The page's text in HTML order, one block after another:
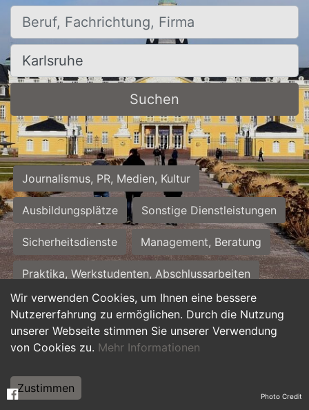
Wir verwenden Cookies, um Ihnen eine bessere
Nutzererfahrung zu ermöglichen. Durch die Nutzung
unserer Webseite stimmen Sie unserer Verwendung
von Cookies zu. Mehr Informationen
Zustimmen
Beruf, Fachrichtung, Firma
Ort, Stadt
Suchen
Journalismus, PR, Medien, Kultur
Ausbildungsplätze Sonstige Dienstleistungen
Sicherheitsdienste Management, Beratung
Praktika, Werkstudenten, Abschlussarbeiten
Personalwesen Assistenz, Sekretariat
Hilfskräfte, Aushilfs- und Nebenjobs
Weiterbildung, Studium, duale Ausbildung Photo Credit